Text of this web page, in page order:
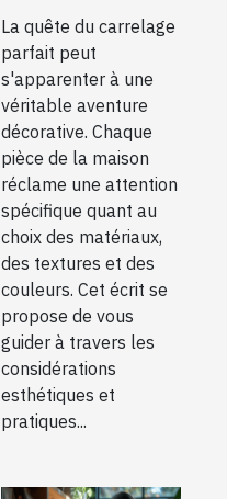
chaque pièce
de la maison
La quête du carrelage
parfait peut
s'apparenter à une
véritable aventure
décorative. Chaque
pièce de la maison
réclame une attention
spécifique quant au
choix des matériaux,
des textures et des
couleurs. Cet écrit se
propose de vous
guider à travers les
considérations
esthétiques et
pratiques...